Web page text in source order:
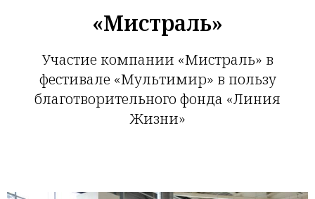
«Мистраль»
Участие компании «Мистраль» в
фестивале «Мультимир» в пользу
благотворительного фонда «Линия
Жизни»